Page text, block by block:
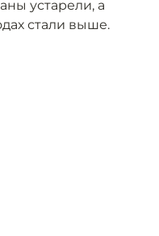
устарели, а
стали выше.